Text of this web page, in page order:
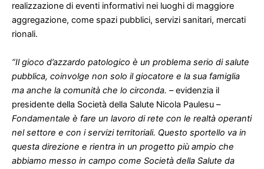
realizzazione di eventi informativi nei luoghi di maggiore
aggregazione, come spazi pubblici, servizi sanitari, mercati
rionali.
“Il gioco d’azzardo patologico è un problema serio di salute
pubblica, coinvolge non solo il giocatore e la sua famiglia
ma anche la comunità che lo circonda. – evidenzia il
presidente della Società della Salute Nicola Paulesu –
Fondamentale è fare un lavoro di rete con le realtà operanti
nel settore e con i servizi territoriali. Questo sportello va in
questa direzione e rientra in un progetto più ampio che
abbiamo messo in campo come Società della Salute da